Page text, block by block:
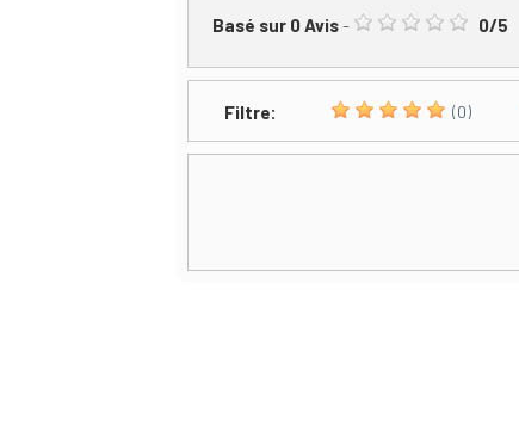
Basé sur 0Avis- 0/5
Filtre: (0)